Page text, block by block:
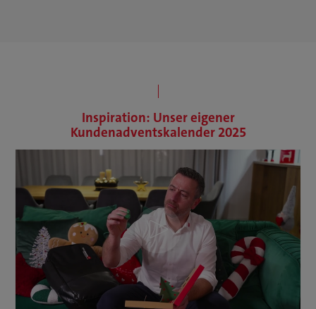
Inspiration: Unser eigener
Kundenadventskalender 2025